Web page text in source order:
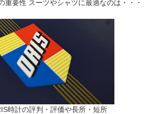
重要性 スーツやシャツに最適なのは・・・
時計の評判・評価や長所・短所